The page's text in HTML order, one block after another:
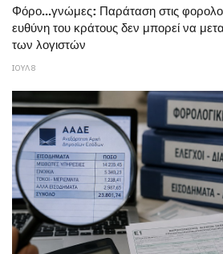
Φόρο...γνώμες: Παράταση στις
ευθύνη του κράτους δεν μπορεί να
των λογιστών
ΙΟΥΛ 8